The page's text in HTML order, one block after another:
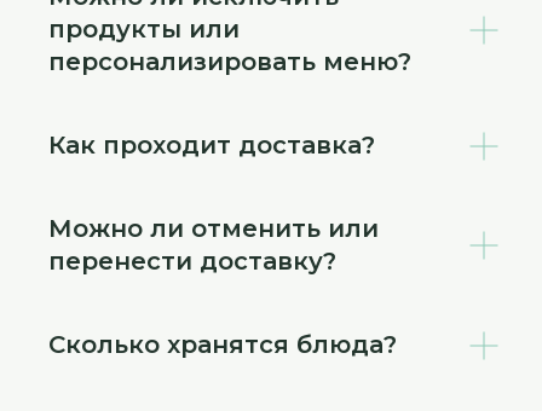
продукты или
персонализировать меню?
Как проходит доставка?
Можно ли отменить или
перенести доставку?
Сколько хранятся блюда?